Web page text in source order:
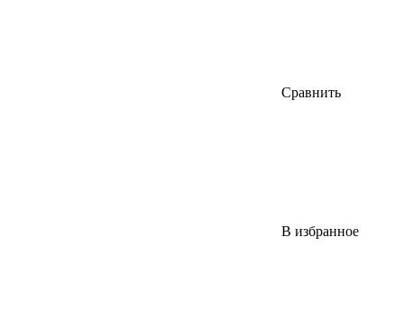
Сравнить
В избранное